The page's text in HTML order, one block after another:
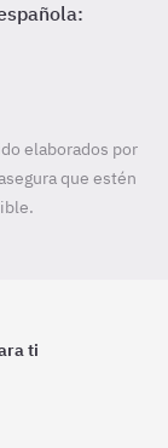
elaborados por
que estén
ti